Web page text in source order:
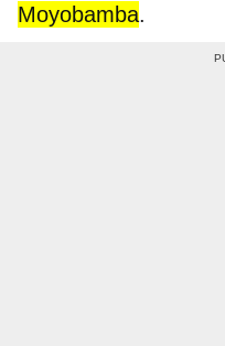
Moyobamba.